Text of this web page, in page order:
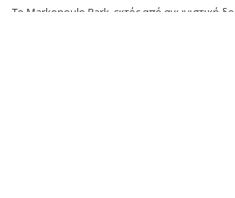
Το Markopoulo Park, εκτός από αγωνιστική